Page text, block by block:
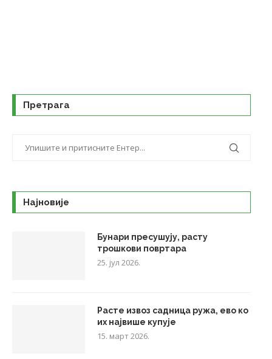
Претрага
Најновије
Бунари пресушују, расту
трошкови повртара
25. јул 2026.
Расте извоз садница ружа, ево ко
их највише купује
15. март 2026.